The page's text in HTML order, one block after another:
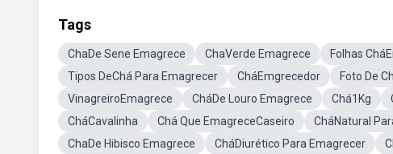
Tags
ChaDe Sene Emagrece ChaVerde Emagrece Folhas
Tipos DeChá Para Emagrecer
CháEmgrecedor Foto De
VinagreiroEmagrece
CháDe Louro Emagrece Chá1Kg
CháCavalinha
Chá Que EmagreceCaseiro CháNatural
ChaDe Hibisco Emagrece
CháDiurético Para Emagrecer